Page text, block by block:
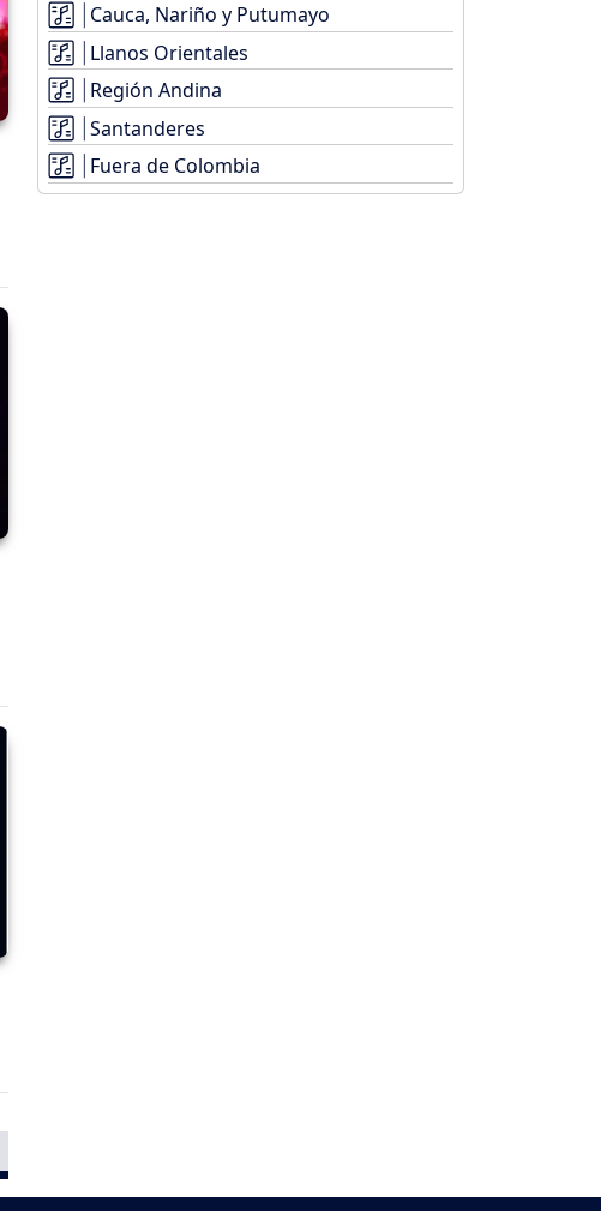
Cauca, Nariño y Putumayo
Llanos Orientales
Región Andina
Santanderes
Fuera de Colombia